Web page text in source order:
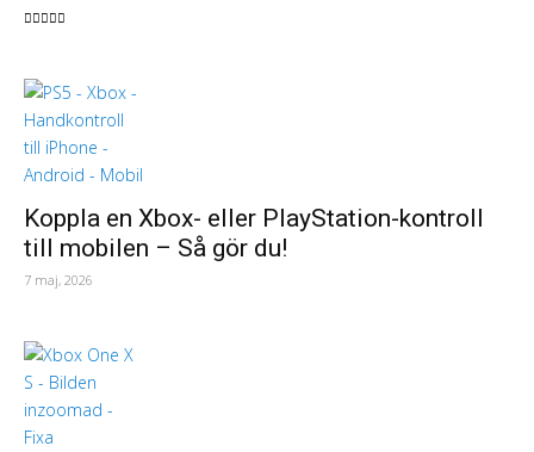
Koppla en Xbox- eller PlayStation-kontroll
till mobilen – Så gör du!
7 maj, 2026